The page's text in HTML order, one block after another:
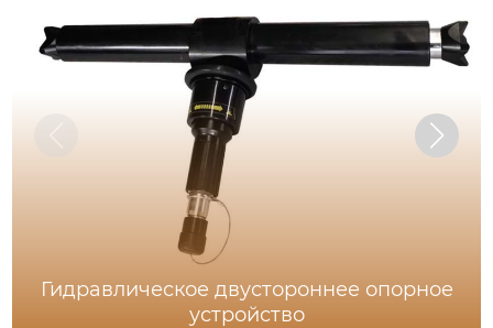
Гидравлическое двустороннее опорное
устройство